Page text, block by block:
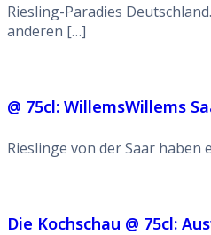
Riesling-Paradies
anderen […]
@ 75cl: WillemsWillems
Rieslinge von der Saar haben
Die Kochschau @ 75cl: